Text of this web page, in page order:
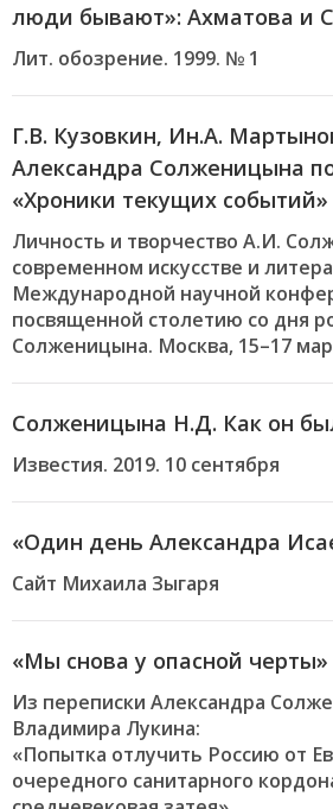
люди бывают»: Ахматова и
Лит. обозрение. 1999. № 1
Г.В. Кузовкин, Ин.А.
Александра Солженицына
«Хроники текущих событий»
Личность и творчество А.И.
современном искусстве и
Международной научной
посвященной столетию со дня
Солженицына. Москва, 15–17
Солженицына Н.Д. Как он
Известия. 2019. 10 сентября
«Один день Александра
Cайт Михаила Зыгаря
«Мы снова у опасной черты»
Из переписки Александра
Владимира Лукина:
«Попытка отлучить Россию от
очередного санитарного